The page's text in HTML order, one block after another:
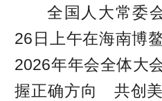
全国人大常委
26日上午在海南博
2026年年会全体大
握正确方向 共创